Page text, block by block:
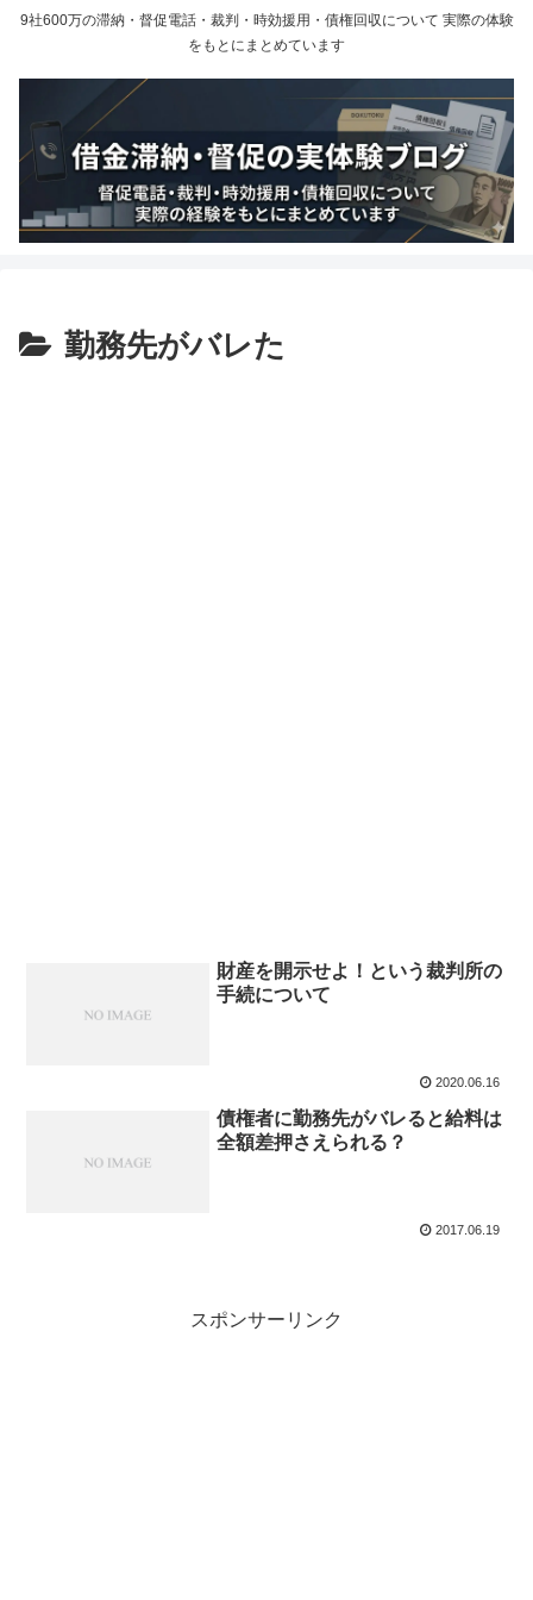
9社600万の滞納・督促電話・裁判・時効援用・債権回収について 実際の体験
をもとにまとめています
勤務先がバレた
財産を開示せよ！という裁判所の
手続について
2020.06.16
債権者に勤務先がバレると給料は
全額差押さえられる？
2017.06.19
スポンサーリンク